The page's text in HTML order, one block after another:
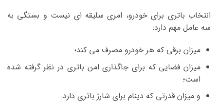
انتخاب باتری برای خودرو، امری سلیقه ای نیست و بستگی به
سه عامل مهم دارد:
میزان برقی که هر خودرو مصرف می کند؛
میزان فضایی که برای جاگذاری امن باتری در نظر گرفته شده
است؛
و میزان قدرتی که دینام برای شارژ باتری دارد.